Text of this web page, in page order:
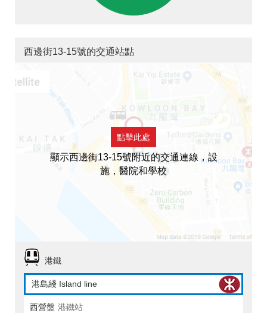
西邊街13-15號的交通站點
點擊此處
顯示西邊街13-15號附近的交通連線，設
施，醫院和學校
港鐵
港島綫 Island line
西營盤 港鐵站